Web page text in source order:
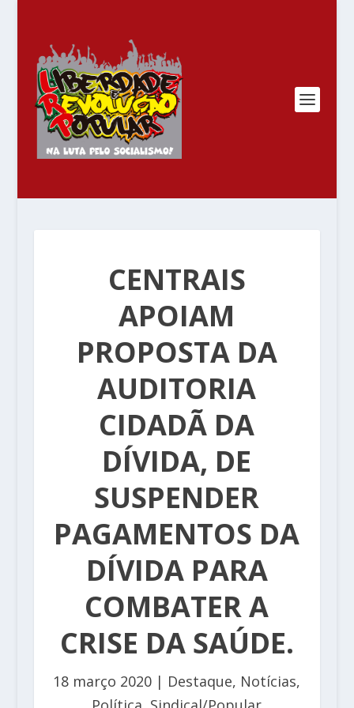
CENTRAIS
APOIAM
PROPOSTA DA
AUDITORIA
CIDADÃ DA
DÍVIDA, DE
SUSPENDER
PAGAMENTOS DA
DÍVIDA PARA
COMBATER A
CRISE DA SAÚDE.
18 março 2020 | Destaque, Notícias,